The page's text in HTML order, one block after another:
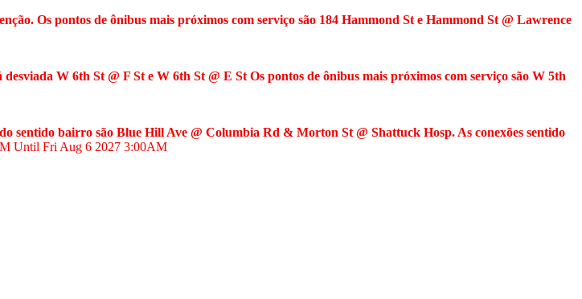
Os pontos de ônibus mais próximos com serviço são 184 Hammond St e Hammond St @ Lawrence
W 6th St @ F St e W 6th St @ E St Os pontos de ônibus mais próximos com serviço são W 5th
sentido bairro são Blue Hill Ave @ Columbia Rd & Morton St @ Shattuck Hosp. As conexões sentido
Until Fri Aug 6 2027 3:00AM